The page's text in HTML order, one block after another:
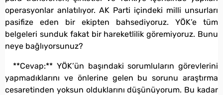
operasyonlar anlatılıyor. AK Parti içindeki milli unsurları
pasifize eden bir ekipten bahsediyoruz. YÖK’e tüm
belgeleri sunduk fakat bir hareketlilik göremiyoruz. Bunu
neye bağlıyorsunuz?
**Cevap:** YÖK’ün başındaki sorumluların görevlerini
yapmadıklarını ve önlerine gelen bu sorunu araştırma
cesaretinden yoksun olduklarını düşünüyorum. Bu kadar